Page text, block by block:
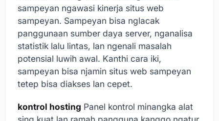
sampeyan ngawasi kinerja situs web
sampeyan. Sampeyan bisa nglacak
panggunaan sumber daya server, nganalisa
statistik lalu lintas, lan ngenali masalah
potensial luwih awal. Kanthi cara iki,
sampeyan bisa njamin situs web sampeyan
tetep bisa diakses lan cepet.
kontrol hosting Panel kontrol minangka alat